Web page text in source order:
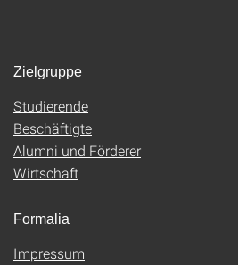
Zielgruppe
Studierende
Beschäftigte
Alumni und Förderer
Wirtschaft
Formalia
Impressum